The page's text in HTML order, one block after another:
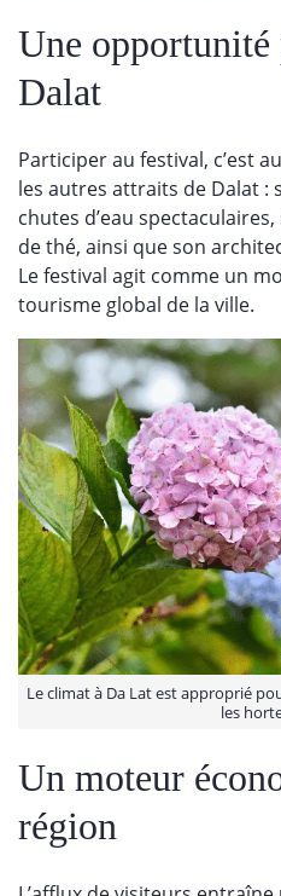
Une
Dalat
Participer au festival, c’est
les autres attraits de Dalat :
chutes d’eau
de thé, ainsi que son
Le festival agit comme un
tourisme global de la ville.
Le climat à Da Lat est approprié
les
Un moteur
région